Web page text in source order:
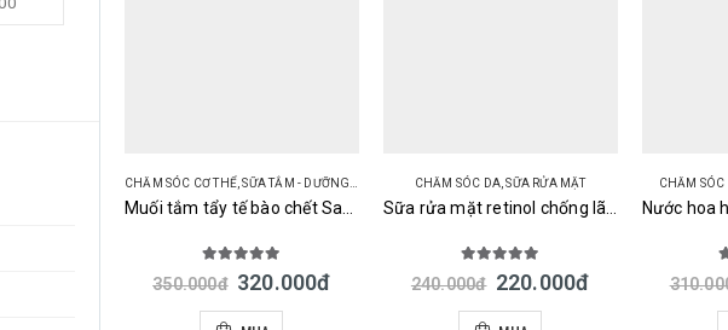
CHĂM SÓC CƠ THỂ ,SỮA TẮM - DƯỠNG THỂ
out of 5
350.000đ 320.000đ
CHĂM SÓC DA,SỮA RỬA MẶT
out of 5
240.000đ 220.000đ
CHĂM SÓC